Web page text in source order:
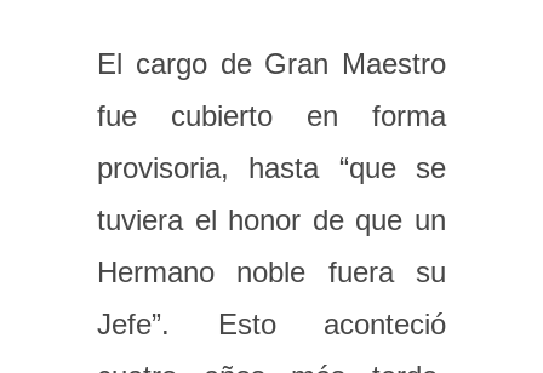
El cargo de Gran Maestro
fue cubierto en forma
provisoria, hasta “que se
tuviera el honor de que un
Hermano noble fuera su
Jefe”. Esto aconteció